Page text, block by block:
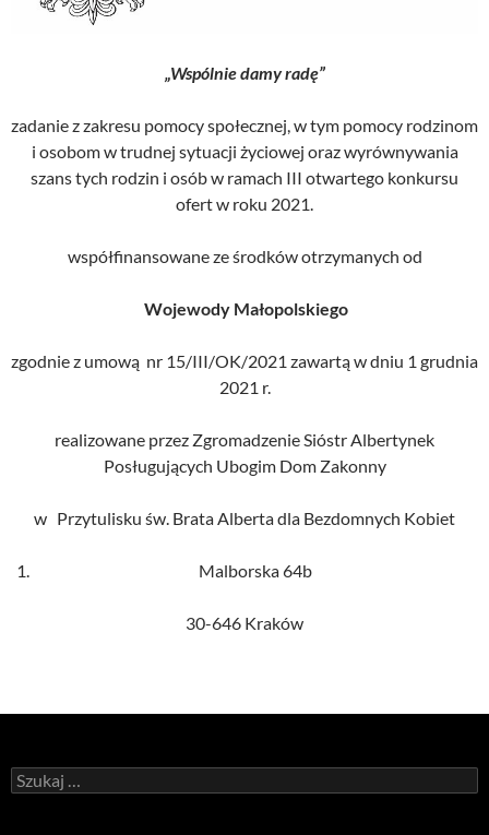
„Wspólnie damy radę”
zadanie z zakresu pomocy społecznej, w tym pomocy rodzinom
i osobom w trudnej sytuacji życiowej oraz wyrównywania
szans tych rodzin i osób w ramach III otwartego konkursu
ofert w roku 2021.
współfinansowane ze środków otrzymanych od
Wojewody Małopolskiego
zgodnie z umową nr 15/III/OK/2021 zawartą w dniu 1 grudnia
2021 r.
realizowane przez Zgromadzenie Sióstr Albertynek
Posługujących Ubogim Dom Zakonny
w Przytulisku św. Brata Alberta dla Bezdomnych Kobiet
Malborska 64b
30-646 Kraków
Szukaj: